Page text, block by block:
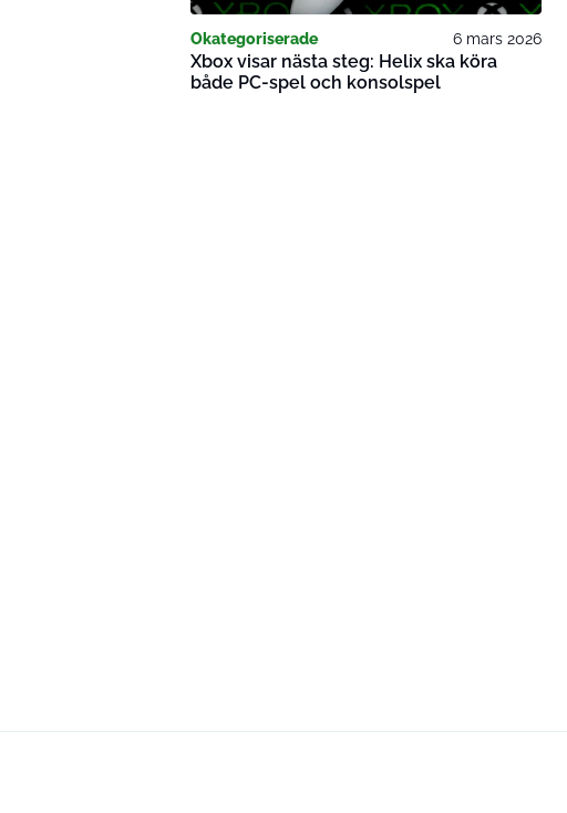
Okategoriserade 6 mars 2026
Xbox visar nästa steg: Helix ska köra
både PC-spel och konsolspel